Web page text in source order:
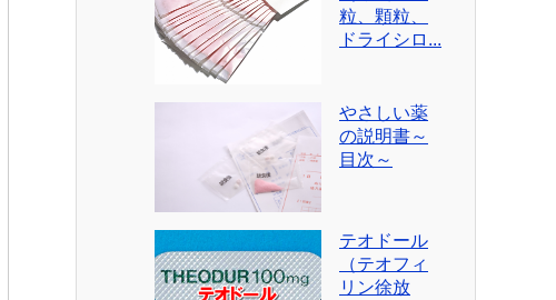
粒、顆粒、
ドライシロ...
やさしい薬
の説明書～
目次～
テオドール
（テオフィ
リン徐放